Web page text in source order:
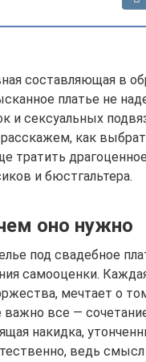
составляющая в
платье не
и сексуальных
как
тратить
и бюстгальтера.
оно нужно
под свадебное
самооценки.
мечтает о
все —
накидка,
ведь